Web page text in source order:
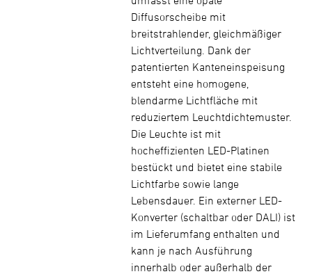
Diffusorscheibe mit
breitstrahlender, gleichmäßiger
Lichtverteilung. Dank der
patentierten Kanteneinspeisung
entsteht eine homogene,
blendarme Lichtfläche mit
reduziertem Leuchtdichtemuster.
Die Leuchte ist mit
hocheffizienten LED-Platinen
bestückt und bietet eine stabile
Lichtfarbe sowie lange
Lebensdauer. Ein externer LED-
Konverter (schaltbar oder DALI) ist
im Lieferumfang enthalten und
kann je nach Ausführung
innerhalb oder außerhalb der